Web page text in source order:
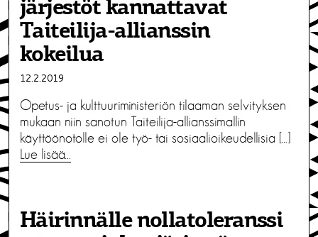
järjestöt kannattavat
Taiteilija-allianssin
kokeilua
12.2.2019
Opetus- ja kulttuuriministeriön tilaaman selvityksen
mukaan niin sanotun Taiteilija-allianssimallin
käyttöönotolle ei ole työ- tai sosiaalioikeudellisia […]
Lue lisää…
Häirinnälle nollatoleranssi